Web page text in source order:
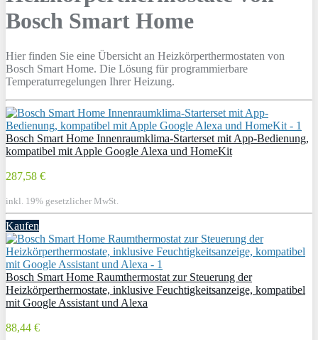
Bosch Smart Home
Hier finden Sie eine Übersicht an Heizkörperthermostaten von
Bosch Smart Home. Die Lösung für programmierbare
Temperaturregelungen Ihrer Heizung.
Bosch Smart Home Innenraumklima-Starterset mit App-Bedienung,
kompatibel mit Apple Google Alexa und HomeKit
287,58 €
inkl. 19% gesetzlicher MwSt.
Kaufen
Bosch Smart Home Raumthermostat zur Steuerung der
Heizkörperthermostate, inklusive Feuchtigkeitsanzeige, kompatibel
mit Google Assistant und Alexa
88,44 €